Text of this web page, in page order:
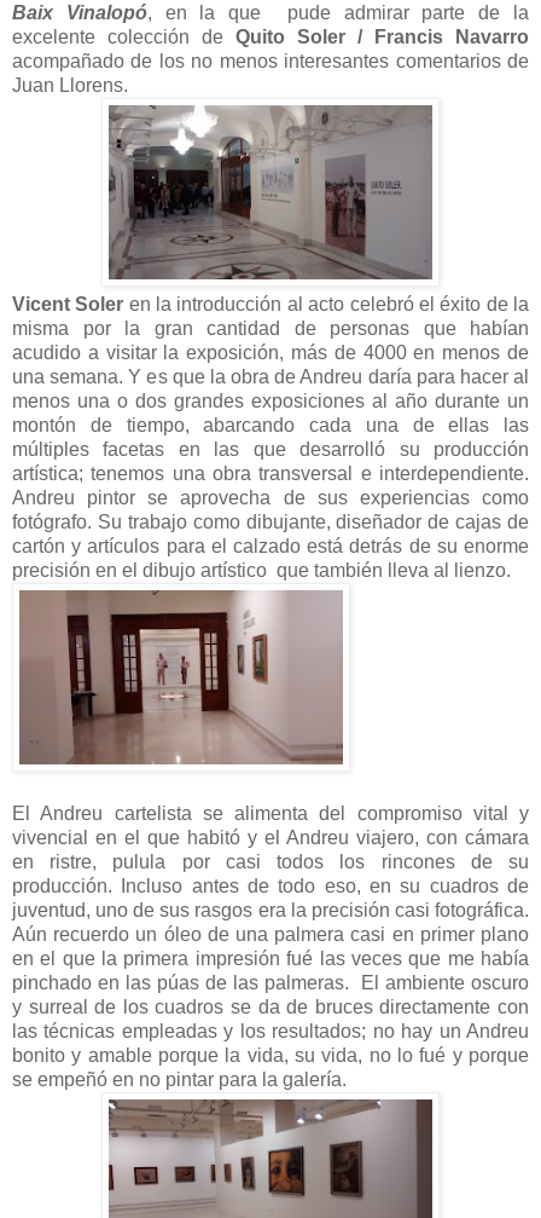
Baix Vinalopó, en la que pude admirar parte de la
excelente colección de Quito Soler / Francis Navarro
acompañado de los no menos interesantes comentarios de
Juan Llorens.
Vicent Soler en la introducción al acto celebró el éxito de la
misma por la gran cantidad de personas que habían
acudido a visitar la exposición, más de 4000 en menos de
una semana. Y es que la obra de Andreu daría para hacer al
menos una o dos grandes exposiciones al año durante un
montón de tiempo, abarcando cada una de ellas las
múltiples facetas en las que desarrolló su producción
artística; tenemos una obra transversal e interdependiente.
Andreu pintor se aprovecha de sus experiencias como
fotógrafo. Su trabajo como dibujante, diseñador de cajas de
cartón y artículos para el calzado está detrás de su enorme
precisión en el dibujo artístico que también lleva al lienzo.
El Andreu cartelista se alimenta del compromiso vital y
vivencial en el que habitó y el Andreu viajero, con cámara
en ristre, pulula por casi todos los rincones de su
producción. Incluso antes de todo eso, en su cuadros de
juventud, uno de sus rasgos era la precisión casi fotográfica.
Aún recuerdo un óleo de una palmera casi en primer plano
en el que la primera impresión fué las veces que me había
pinchado en las púas de las palmeras. El ambiente oscuro
y surreal de los cuadros se da de bruces directamente con
las técnicas empleadas y los resultados; no hay un Andreu
bonito y amable porque la vida, su vida, no lo fué y porque
se empeñó en no pintar para la galería.